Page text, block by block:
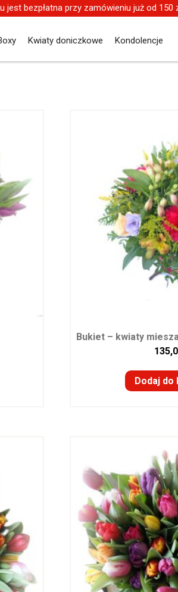
jest bezpłatna przy zamówieniu już od 150
Kwiaty doniczkowe Kondolencje
Bukiet – kwiaty
Dodaj do